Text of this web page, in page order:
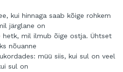
kui hinnaga saab kõige rohkem
järglane on
hetk, mil ilmub õige ostja. Ühtset
nõuanne
müü siis, kui sul on veel
sul on